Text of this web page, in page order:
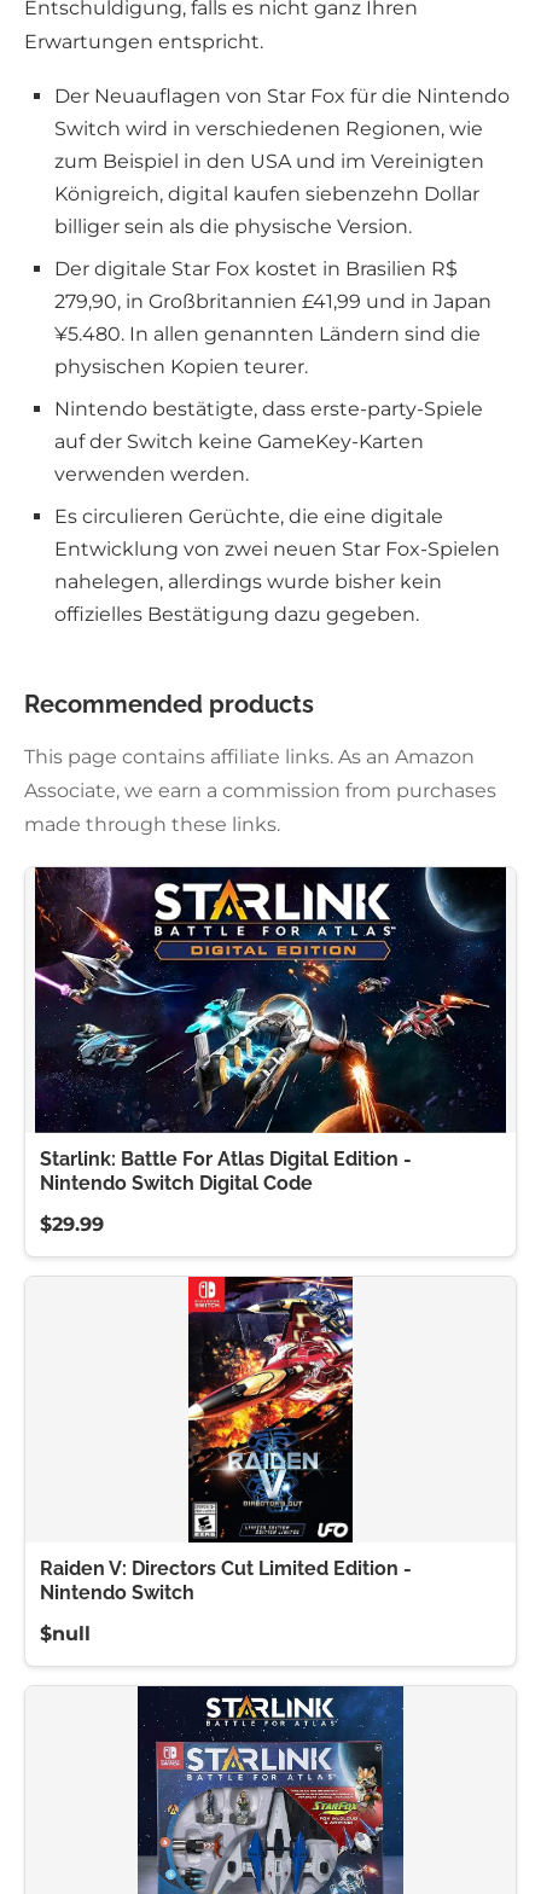
Entschuldigung, falls es nicht ganz Ihren
Erwartungen entspricht.
Der Neuauflagen von Star Fox für die Nintendo
Switch wird in verschiedenen Regionen, wie
zum Beispiel in den USA und im Vereinigten
Königreich, digital kaufen siebenzehn Dollar
billiger sein als die physische Version.
Der digitale Star Fox kostet in Brasilien R$
279,90, in Großbritannien £41,99 und in Japan
¥5.480. In allen genannten Ländern sind die
physischen Kopien teurer.
Nintendo bestätigte, dass erste-party-Spiele
auf der Switch keine GameKey-Karten
verwenden werden.
Es circulieren Gerüchte, die eine digitale
Entwicklung von zwei neuen Star Fox-Spielen
nahelegen, allerdings wurde bisher kein
offizielles Bestätigung dazu gegeben.
Recommended products
This page contains affiliate links. As an Amazon
Associate, we earn a commission from purchases
made through these links.
Starlink: Battle For Atlas Digital Edition -
Nintendo Switch Digital Code
$29.99
Raiden V: Directors Cut Limited Edition -
Nintendo Switch
$null